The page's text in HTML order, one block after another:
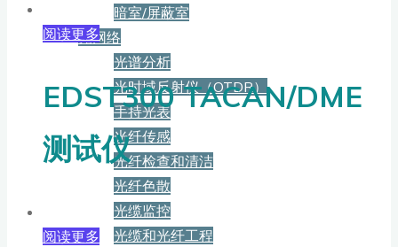
暗室/屏蔽室
光网络
光谱分析
光时域反射仪（OTDR）
手持光表
光纤传感
光纤检查和清洁
光纤色散
光缆监控
光缆和光纤工程
阅读更多
EDST300 TACAN/DME
测试仪
阅读更多